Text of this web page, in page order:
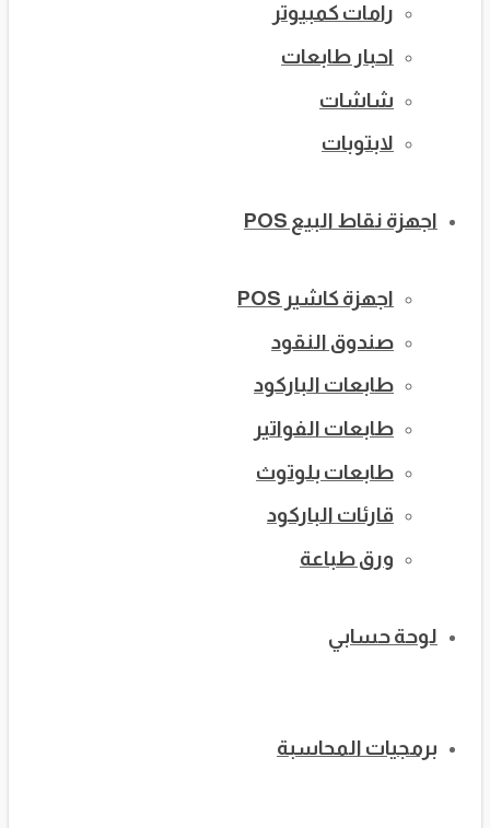
رامات كمبيوتر
احبار طابعات
شاشات
لابتوبات
اجهزة نقاط البيع POS
اجهزة كاشير POS
صندوق النقود
طابعات الباركود
طابعات الفواتير
طابعات بلوتوث
قارئات الباركود
ورق طباعة
لوحة حسابي
برمجيات المحاسبة